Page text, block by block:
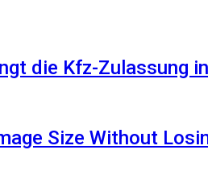
die Kfz-Zulassung
Size Without